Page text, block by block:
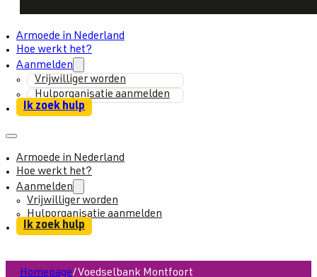
Armoede in Nederland
Hoe werkt het?
Aanmelden
Vrijwilliger worden
Hulporganisatie aanmelden
Ik zoek hulp
Armoede in Nederland
Hoe werkt het?
Aanmelden
Vrijwilliger worden
Hulporganisatie aanmelden
Ik zoek hulp
Homepage/ Voedselbank Montfoort